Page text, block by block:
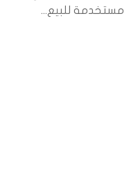
مستخدمة للبيع...